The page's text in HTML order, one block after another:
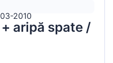
2010
aripă spate /